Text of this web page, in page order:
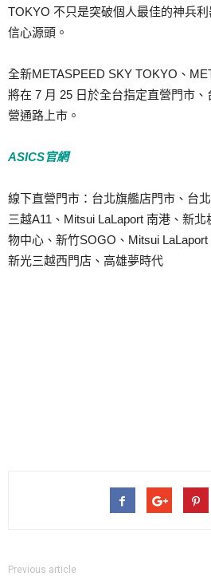
TOKYO 不只是突破個人最佳的神兵
信心源頭。
全新METASPEED SKY TOKYO、
將在 7 月 25 日於全台指定直營門市
營通路上市。
ASICS官網
線下直營門市：台北旗艦店門市、台
三越A11、Mitsui LaLaport 南港、新
物中心、新竹SOGO、Mitsui
新光三越西門店、高雄夢時代
Previous article